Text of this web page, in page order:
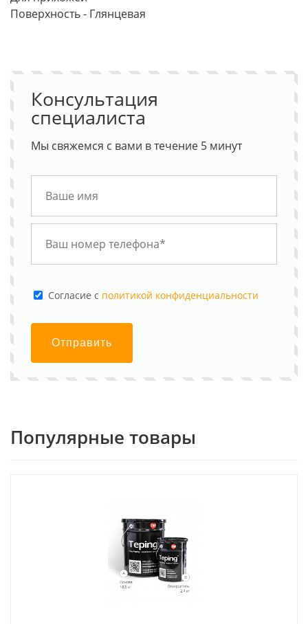
Поверхность - Глянцевая
Консультация
специалиста
Мы свяжемся с вами в течение 5 минут
Cогласие с политикой конфиденциальности
Отправить
Популярные товары